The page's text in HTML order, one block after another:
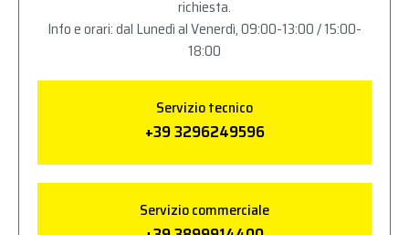
richiesta.
Info e orari: dal Lunedì al Venerdì, 09:00-13:00 / 15:00-
18:00
Servizio tecnico
+39 3296249596
Servizio commerciale